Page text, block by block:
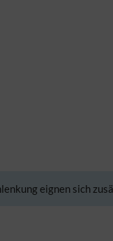
eignen sich